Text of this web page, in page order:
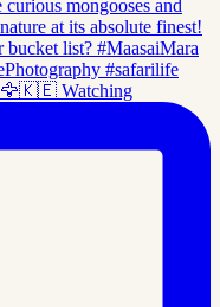
🦅🇰🇪 Watching